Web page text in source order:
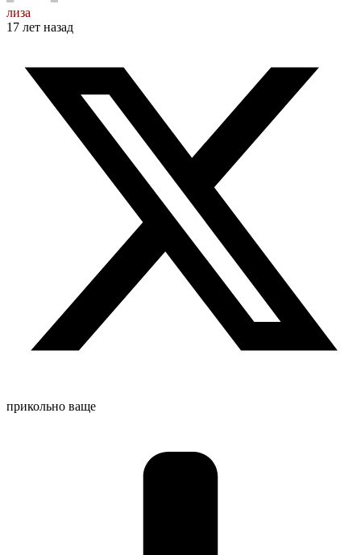
лиза
17 лет назад
прикольно ваще